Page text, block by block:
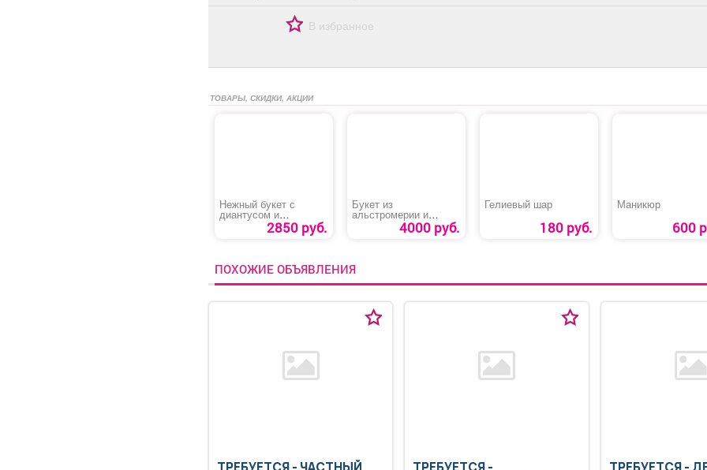
В избранное
ТОВАРЫ, СКИДКИ, АКЦИИ
Нежный букет с
диантусом и
ромашкой 2850 руб.
Букет из
альстромерии и
кустовой розы4000 руб.
Гелиевый шар
180 руб.
Маникюр
600
ПОХОЖИЕ ОБЪЯВЛЕНИЯ